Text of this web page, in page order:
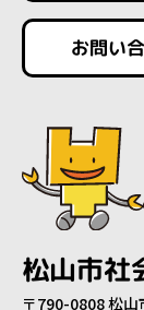
お問い
松山市社
〒790-0808 松